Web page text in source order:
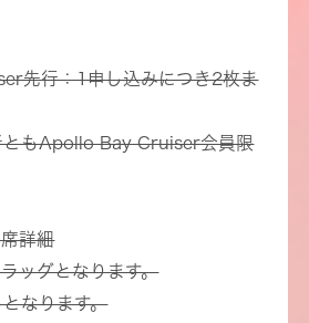
先行：1申し込みにつき2枚ま
もApollo Bay Cruiser会員限
詳細
ッグとなります。
なります。